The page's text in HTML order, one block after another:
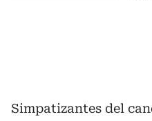
Simpatizantes del